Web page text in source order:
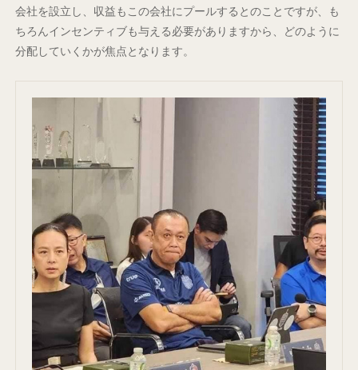
会社を設立し、収益もこの会社にプールするとのことですが、も
ちろんインセンティブも与える必要がありますから、どのように
分配していくかが焦点となります。